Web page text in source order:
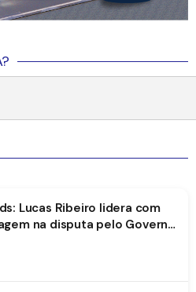
Lucas Ribeiro lidera com
na disputa pelo Governo